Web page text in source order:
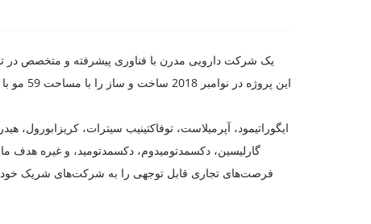
گارلیسین، دکسمدتومیدوم، دکسمدتومید، و غیره هدف
فرصت‌های تجاری قابل توجهی را به شرکت‌های شریک خود